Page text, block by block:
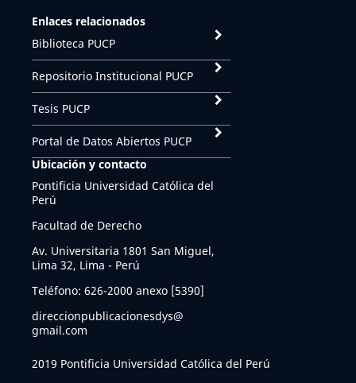
Enlaces relacionados
Biblioteca PUCP
Repositorio Institucional PUCP
Tesis PUCP
Portal de Datos Abiertos PUCP
Ubicación y contacto
Pontificia Universidad Católica del
Perú
Facultad de Derecho
Av. Universitaria 1801 San Miguel,
Lima 32, Lima - Perú
Teléfono: 626-2000 anexo [5390]
direccionpublicacionesdys@
gmail.com
2019 Pontificia Universidad Católica del Perú